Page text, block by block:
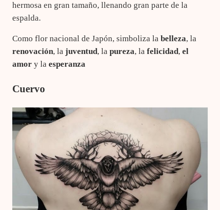
hermosa en gran tamaño, llenando gran parte de la
espalda.
Como flor nacional de Japón, simboliza la belleza, la
renovación, la juventud, la pureza, la felicidad, el
amory la esperanza
Cuervo